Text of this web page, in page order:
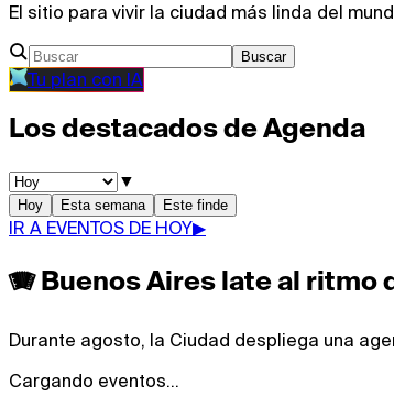
El sitio para vivir la ciudad más linda del
Buscar
Tu plan con IA
Los destacados de Agenda
▼
Hoy Esta semana Este finde
IR A EVENTOS DE HOY▶
🪗 Buenos Aires late al ritmo
Durante agosto, la Ciudad despliega una
Cargando eventos…